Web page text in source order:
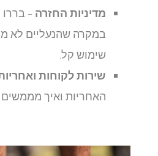
מדיניות החזרה– בררו
במקרה שהנעליים לא
שימוש קל.
שירות לקוחות ואחריות
האחריות ואיך מממשים